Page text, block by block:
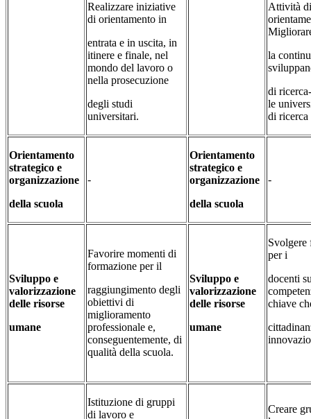
Realizzare iniziative
di orientamento in
entrata e in uscita, in
itinere e finale, nel
mondo del lavoro o
nella prosecuzione
degli studi
universitari.
Attività di
la
di
le
di ricerca
Orientamento
strategico e
organizzazione
della scuola
-
Orientamento
strategico e
organizzazione
della scuola
-
Sviluppo e
valorizzazione
delle risorse
umane
Favorire momenti di
formazione per il
raggiungimento degli
obiettivi di
miglioramento
professionale e,
conseguentemente, di
qualità della scuola.
Sviluppo e
valorizzazione
delle risorse
umane
Svolgere
per i
docenti
chiave
Istituzione di gruppi
di lavoro e
Creare